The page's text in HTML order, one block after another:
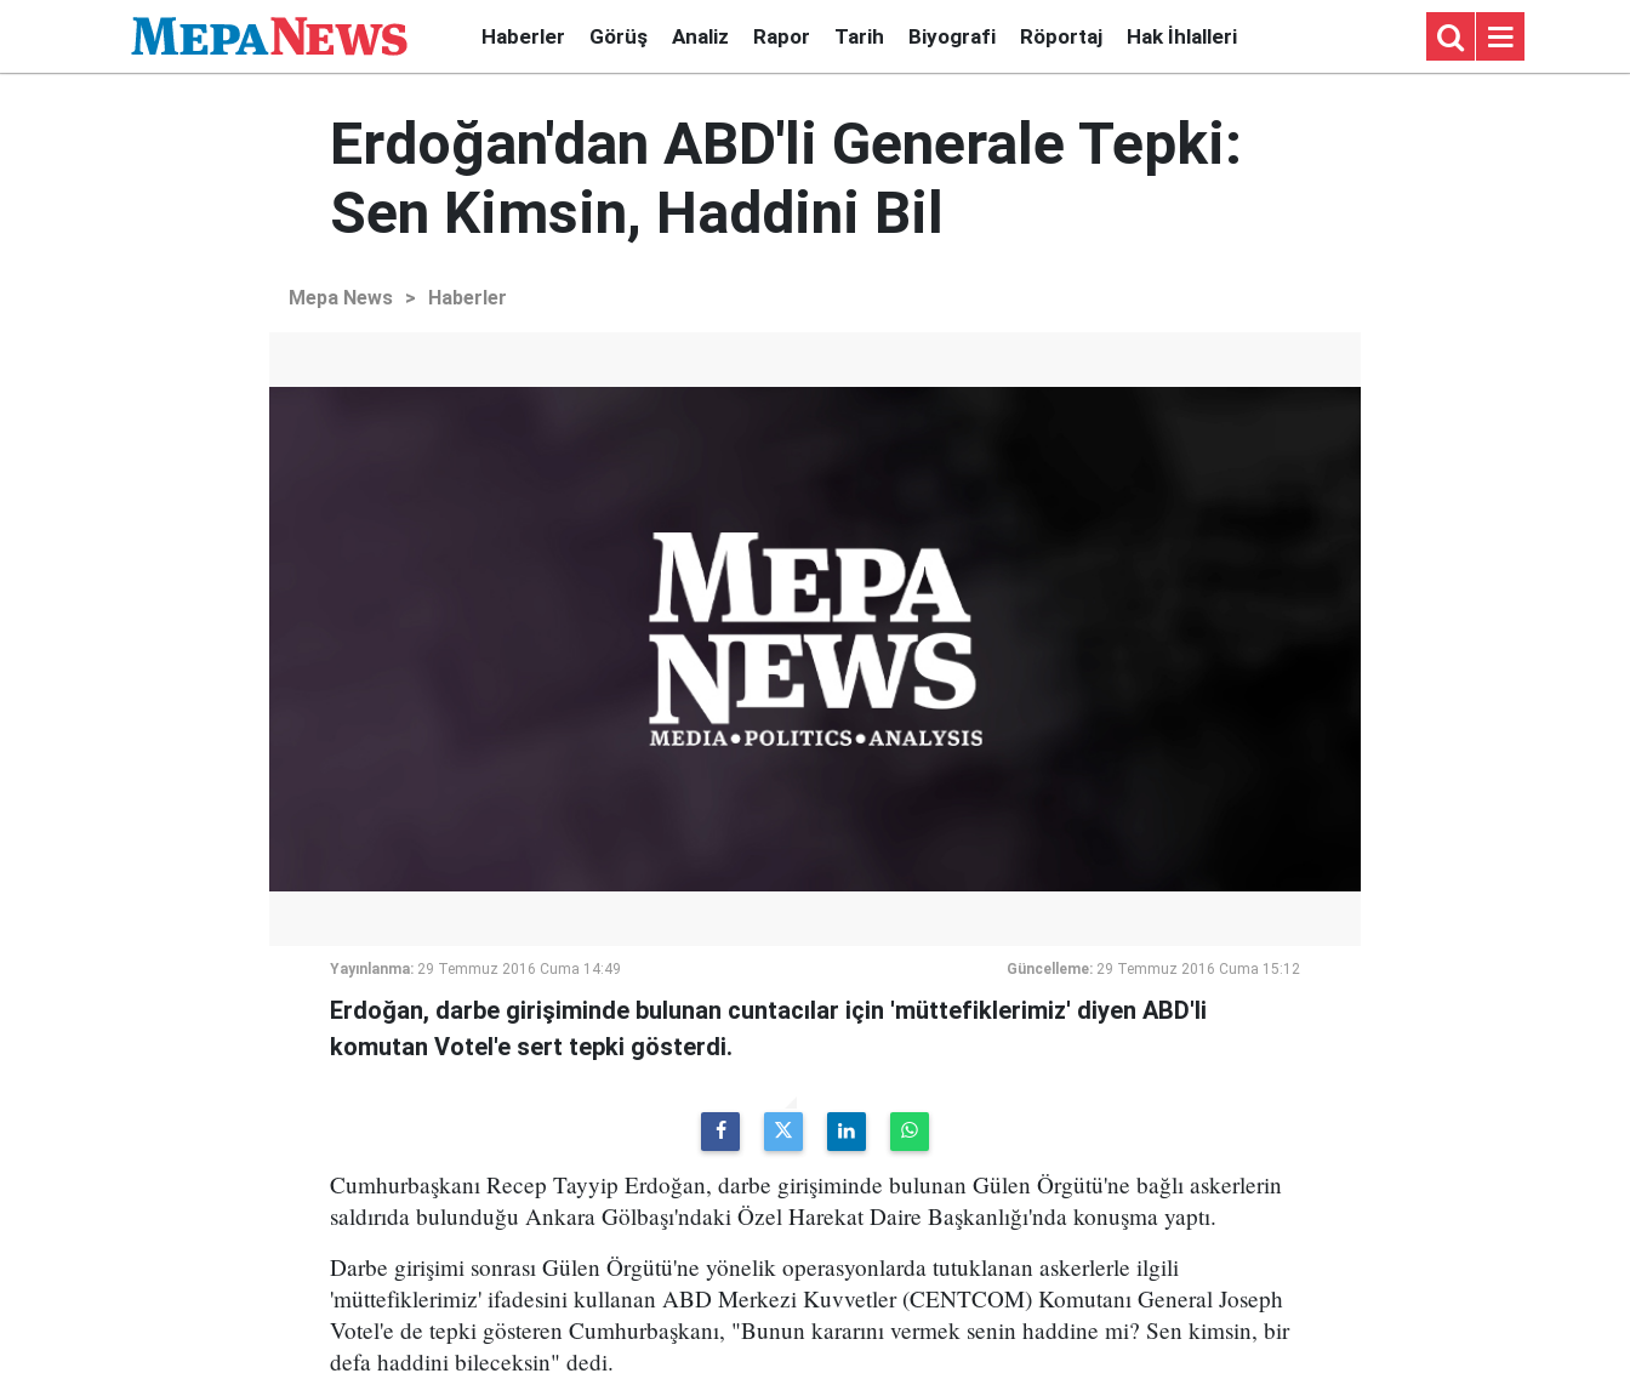
Haberler Görüş Analiz Rapor Tarih Biyografi Röportaj Hak İhlalleri
Erdoğan'dan ABD'li Generale Tepki:
Sen Kimsin, Haddini Bil
Mepa News > Haberler
Yayınlanma: 29 Temmuz 2016 Cuma 14:49 Güncelleme: 29 Temmuz 2016 Cuma 15:12
Erdoğan, darbe girişiminde bulunan cuntacılar için 'müttefiklerimiz' diyen ABD'li
komutan Votel'e sert tepki gösterdi.
Cumhurbaşkanı Recep Tayyip Erdoğan, darbe girişiminde bulunan Gülen Örgütü'ne bağlı askerlerin
saldırıda bulunduğu Ankara Gölbaşı'ndaki Özel Harekat Daire Başkanlığı'nda konuşma yaptı.
Darbe girişimi sonrası Gülen Örgütü'ne yönelik operasyonlarda tutuklanan askerlerle ilgili
'müttefiklerimiz' ifadesini kullanan ABD Merkezi Kuvvetler (CENTCOM) Komutanı General Joseph
Votel'e de tepki gösteren Cumhurbaşkanı, "Bunun kararını vermek senin haddine mi? Sen kimsin, bir
defa haddini bileceksin" dedi.